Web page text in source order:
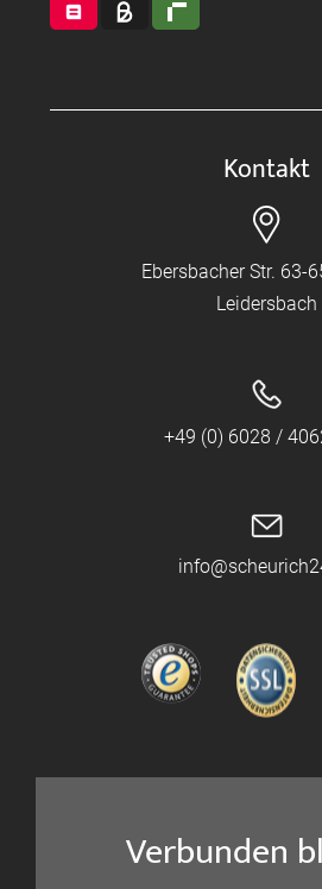
Kontakt
Ebersbacher Str. 63-
Leidersbach
+49 (0) 6028 /
Verbunden